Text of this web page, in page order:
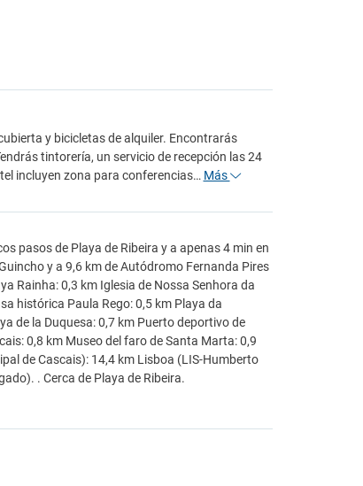
y bicicletas de alquiler. Encontrarás
tintorería, un servicio de recepción las 24
incluyen zona para conferencias… Más
pasos de Playa de Ribeira y a apenas 4 min en
y a 9,6 km de Autódromo Fernanda Pires
Rainha: 0,3 km Iglesia de Nossa Senhora da
histórica Paula Rego: 0,5 km Playa da
de la Duquesa: 0,7 km Puerto deportivo de
0,8 km Museo del faro de Santa Marta: 0,9
de Cascais): 14,4 km Lisboa (LIS-Humberto
. Cerca de Playa de Ribeira.